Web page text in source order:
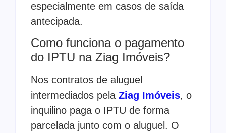
especialmente em casos de saída
antecipada.
Como funciona o pagamento
do IPTU na Ziag Imóveis?
Nos contratos de aluguel
intermediados pela Ziag Imóveis, o
inquilino paga o IPTU de forma
parcelada junto com o aluguel. O